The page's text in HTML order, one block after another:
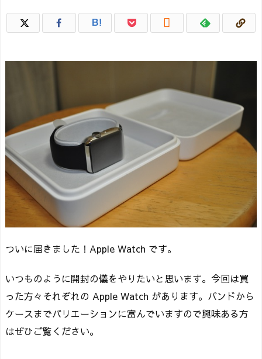
B! 
ついに届きました！Apple Watch です。
いつものように開封の儀をやりたいと思います。今回は買
った方々それぞれの Apple Watch があります。バンドから
ケースまでバリエーションに富んでいますので興味ある方
はぜひご覧ください。